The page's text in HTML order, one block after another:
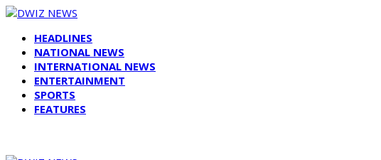
HEADLINES
NATIONAL NEWS
INTERNATIONAL NEWS
ENTERTAINMENT
SPORTS
FEATURES